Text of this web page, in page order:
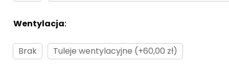
Wentylacja:
Brak Tuleje wentylacyjne (+60,00 zł)